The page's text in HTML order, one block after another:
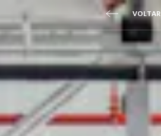
VOLTAR